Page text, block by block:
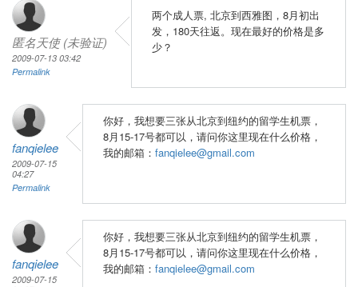
匿名天使 (未验证)
2009-07-13 03:42
Permalink
两个成人票, 北京到西雅图，8月初出
发，180天往返。现在最好的价格是多
少？
fanqielee
2009-07-15
04:27
Permalink
你好，我想要三张从北京到纽约的留学生机票，
8月15-17号都可以，请问你这里现在什么价格，
我的邮箱： fanqielee@gmail.com
fanqielee
2009-07-15
你好，我想要三张从北京到纽约的留学生机票，
8月15-17号都可以，请问你这里现在什么价格，
我的邮箱： fanqielee@gmail.com